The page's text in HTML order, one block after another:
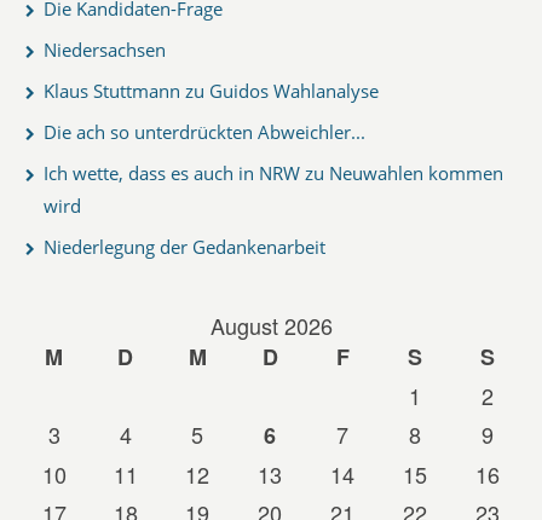
Die Kandidaten-Frage
Niedersachsen
Klaus Stuttmann zu Guidos Wahlanalyse
Die ach so unterdrückten Abweichler...
Ich wette, dass es auch in NRW zu Neuwahlen kommen
wird
Niederlegung der Gedankenarbeit
August 2026
M
D M D F S
S
1
2
3
4 5 6 7 8
9
10
11 12 13 14 15
16
17
18 19 20 21 22
23